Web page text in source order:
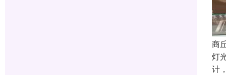
商
灯
计